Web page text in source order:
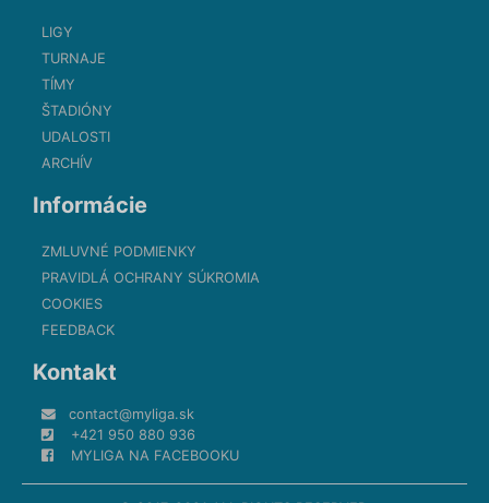
LIGY
TURNAJE
TÍMY
ŠTADIÓNY
UDALOSTI
ARCHÍV
Informácie
ZMLUVNÉ PODMIENKY
PRAVIDLÁ OCHRANY SÚKROMIA
COOKIES
FEEDBACK
Kontakt
contact@myliga.sk
+421 950 880 936
MYLIGA NA FACEBOOKU